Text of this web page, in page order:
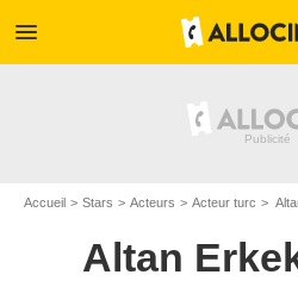
menu
Accueil Stars Acteurs Acteur turc
Altan